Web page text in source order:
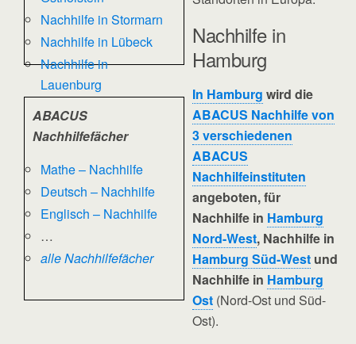
Nachhilfe in Stormarn
Nachhilfe in Lübeck
Nachhilfe in
Lauenburg
ABACUS
Nachhilfefächer
Mathe – Nachhilfe
Deutsch – Nachhilfe
Englisch – Nachhilfe
…
alle Nachhilfefächer
Nachhilfe in
Hamburg
In Hamburg wird die
ABACUS Nachhilfe von
3 verschiedenen
ABACUS
Nachhilfeinstituten
angeboten, für
Nachhilfe in Hamburg
Nord-West, Nachhilfe in
Hamburg Süd-West und
Nachhilfe in Hamburg
Ost (Nord-Ost und Süd-
Ost).